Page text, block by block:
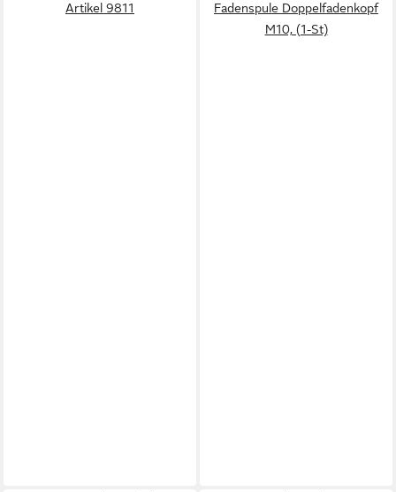
Artikel 9811
Fadenspule Doppelfadenkopf
M10, (1-St)